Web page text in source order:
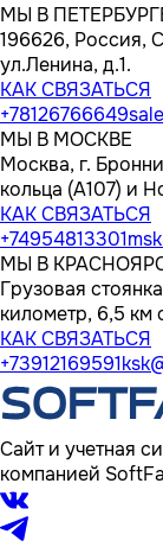
МЫ В
196626, Россия,
ул.Ленина, д.1.
КАК СВЯЗАТЬСЯ
+78126766649
МЫ В МОСКВЕ
Москва, г.
кольца (А107) и
КАК СВЯЗАТЬСЯ
+74954813301
МЫ В
Грузовая
километр, 6,5 км
КАК СВЯЗАТЬСЯ
+73912169591
Сайт и учетная
компанией